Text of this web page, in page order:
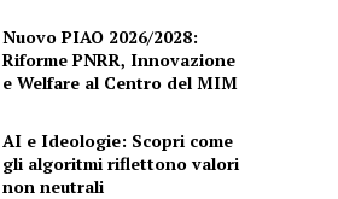
Nuovo PIAO 2026/2028:
Riforme PNRR, Innovazione
e Welfare al Centro del MIM
AI e Ideologie: Scopri come
gli algoritmi riflettono valori
non neutrali